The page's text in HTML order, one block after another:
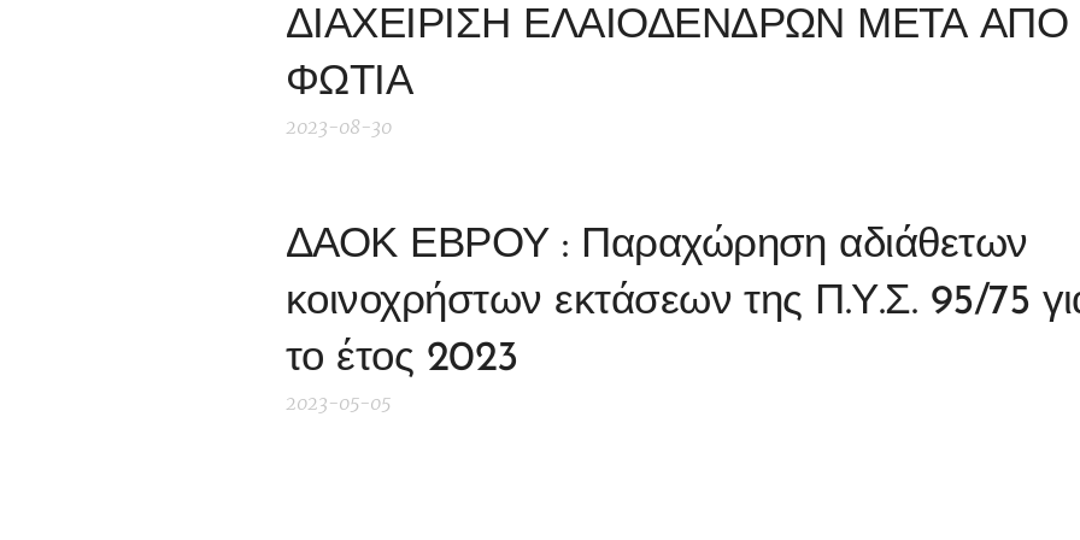
ΔΙΑΧΕΙΡΙΣΗ ΕΛΑΙΟΔΕΝΔΡΩΝ ΜΕΤΑ ΑΠΟ
ΦΩΤΙΑ
2023-08-30
ΔΑΟΚ ΕΒΡΟΥ : Παραχώρηση αδιάθετων
κοινοχρήστων εκτάσεων της Π.Υ.Σ. 95/75
το έτος 2023
2023-05-05